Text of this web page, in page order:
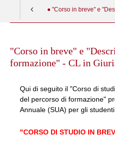
● "Corso in breve" e
content"Corso in breve" e
formazione" - CL in
Qui di seguito il "Corso di
del percorso di formazione"
Annuale (SUA) per gli
"CORSO DI STUDIO IN